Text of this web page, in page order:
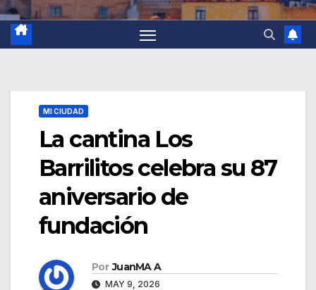
MI CIUDAD
La cantina Los
Barrilitos celebra su 87
aniversario de
fundación
Por JuanMA A
MAY 9, 2026